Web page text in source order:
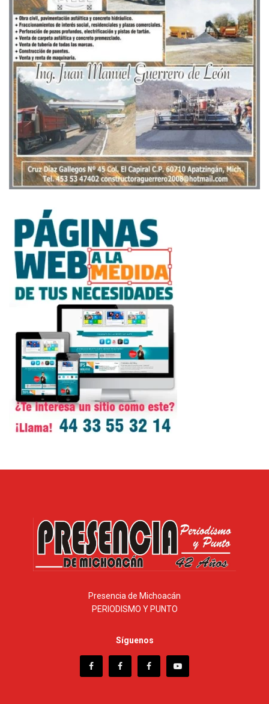
Presencia de Michoacán
PERIODISMO Y PUNTO
Síguenos